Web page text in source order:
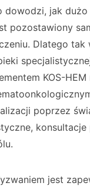
dowodzi, jak
pozostawiony
Dlatego
KOS-
poprzez
jest